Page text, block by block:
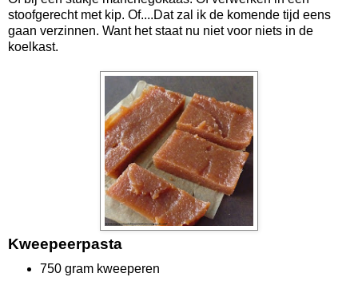
stoofgerecht met kip. Of....Dat zal ik de komende tijd eens
gaan verzinnen. Want het staat nu niet voor niets in de
koelkast.
Kweepeerpasta
750 gram kweeperen